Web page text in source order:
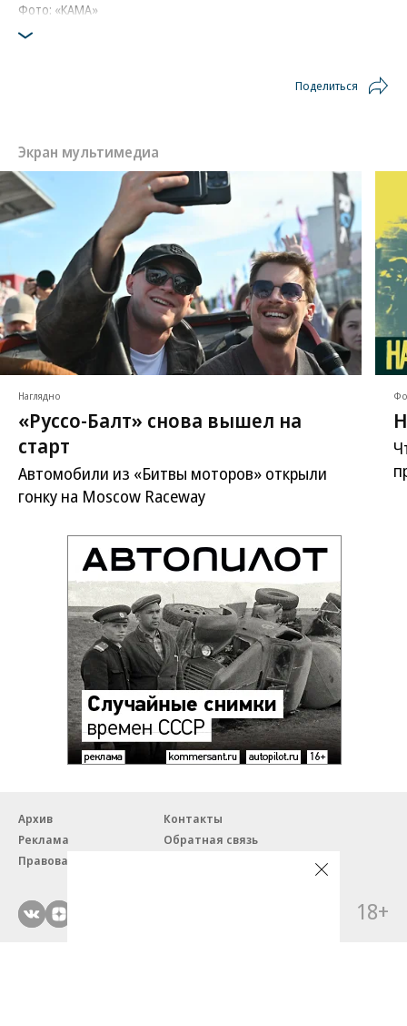
Фото: «КАМА»
Поделиться
Экран мультимедиа
Наглядно
«Руссо-Балт» снова вышел на
старт
Автомобили из «Битвы моторов» открыли
гонку на Moscow Raceway
Архив
Контакты
Реклама
Обратная связь
Правовая информация
18+